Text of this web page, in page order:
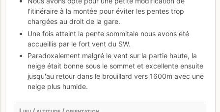
l'itinéraire à la montée pour éviter les pentes trop
chargées au droit de la gare.
Une fois atteint la pente sommitale nous avons été
accueillis par le fort vent du SW.
Paradoxalement malgré le vent sur la partie haute, la
neige était bonne sous le sommet et excellente ensuite
jusqu'au retour dans le brouillard vers 1600m avec une
neige plus humide.